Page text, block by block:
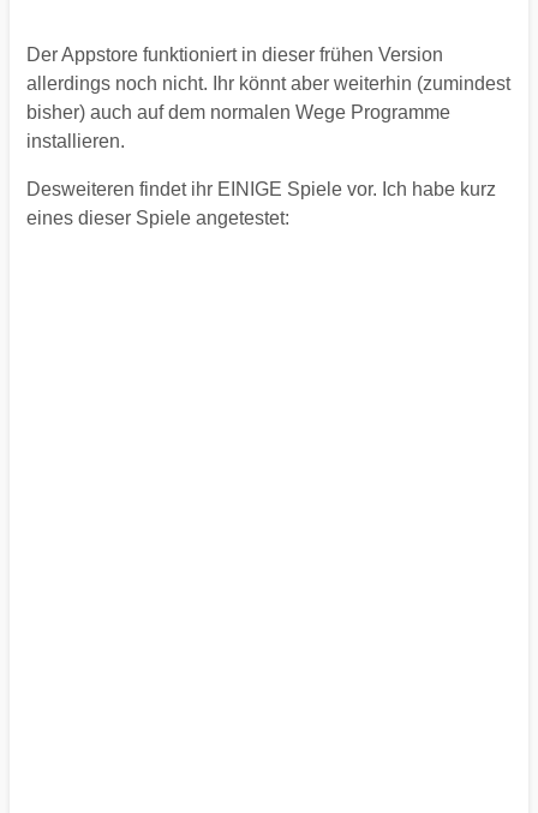
Der Appstore funktioniert in dieser frühen Version
allerdings noch nicht. Ihr könnt aber weiterhin (zumindest
bisher) auch auf dem normalen Wege Programme
installieren.
Desweiteren findet ihr EINIGE Spiele vor. Ich habe kurz
eines dieser Spiele angetestet: